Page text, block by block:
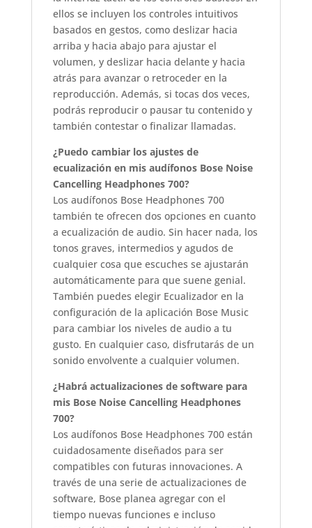
ellos se incluyen los controles intuitivos
basados en gestos, como deslizar hacia
arriba y hacia abajo para ajustar el
volumen, y deslizar hacia delante y hacia
atrás para avanzar o retroceder en la
reproducción. Además, si tocas dos veces,
podrás reproducir o pausar tu contenido y
también contestar o finalizar llamadas.
¿Puedo cambiar los ajustes de
ecualización en mis audífonos Bose Noise
Cancelling Headphones 700?
Los audífonos Bose Headphones 700
también te ofrecen dos opciones en cuanto
a ecualización de audio. Sin hacer nada, los
tonos graves, intermedios y agudos de
cualquier cosa que escuches se ajustarán
automáticamente para que suene genial.
También puedes elegir Ecualizador en la
configuración de la aplicación Bose Music
para cambiar los niveles de audio a tu
gusto. En cualquier caso, disfrutarás de un
sonido envolvente a cualquier volumen.
¿Habrá actualizaciones de software para
mis Bose Noise Cancelling Headphones
700?
Los audífonos Bose Headphones 700 están
cuidadosamente diseñados para ser
compatibles con futuras innovaciones. A
través de una serie de actualizaciones de
software, Bose planea agregar con el
tiempo nuevas funciones e incluso